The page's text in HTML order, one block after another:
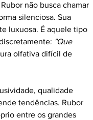
não busca chamar
silenciosa. Sua
luxuosa. É aquele tipo
"Que
olfativa difícil de
qualidade
tendências. Rubor
entre os grandes